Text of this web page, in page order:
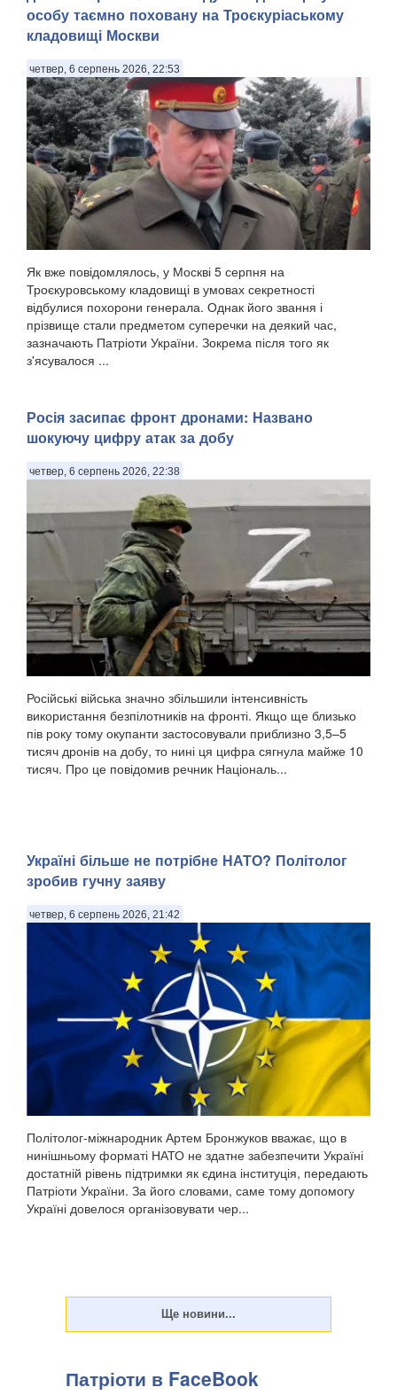
особу таємно поховану на Троєкуріаському
кладовищі Москви
четвер, 6 серпень 2026, 22:53
Як вже повідомлялось, у Москві 5 серпня на
Троєкуровському кладовищі в умовах секретності
відбулися похорони генерала. Однак його звання і
прізвище стали предметом суперечки на деякий час,
зазначають Патріоти України. Зокрема після того як
з'ясувалося ...
Росія засипає фронт дронами: Названо
шокуючу цифру атак за добу
четвер, 6 серпень 2026, 22:38
Російські війська значно збільшили інтенсивність
використання безпілотників на фронті. Якщо ще близько
пів року тому окупанти застосовували приблизно 3,5–5
тисяч дронів на добу, то нині ця цифра сягнула майже 10
тисяч. Про це повідомив речник Національ...
Україні більше не потрібне НАТО? Політолог
зробив гучну заяву
четвер, 6 серпень 2026, 21:42
Політолог-міжнародник Артем Бронжуков вважає, що в
нинішньому форматі НАТО не здатне забезпечити Україні
достатній рівень підтримки як єдина інституція, передають
Патріоти України. За його словами, саме тому допомогу
Україні довелося організовувати чер...
Патріоти в FaceBook